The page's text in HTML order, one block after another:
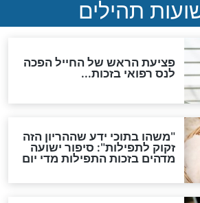
ע"ב שמות הקודש
סגולית להמתקת